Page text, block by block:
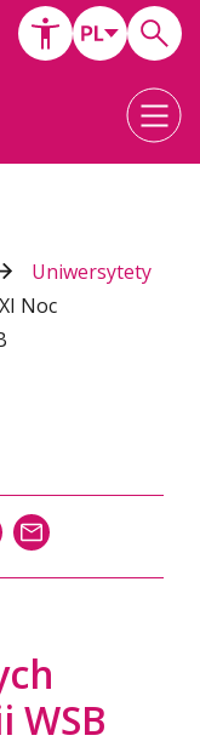
Uniwersytety
XI Noc
SHARE
WSB